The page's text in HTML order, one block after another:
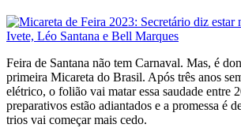
Feira de Santana não tem Carnaval. Mas, é
primeira Micareta do Brasil. Após três anos
elétrico, o folião vai matar essa saudade entre
preparativos estão adiantados e a promessa é
trios vai começar mais cedo.